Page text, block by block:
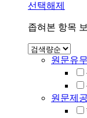
선택해제
좁혀본 항목
원문유무
원문제